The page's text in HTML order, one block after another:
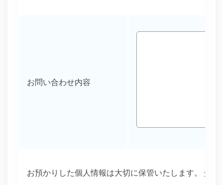
お問い合わせ内容
お預かりした個人情報は大切に保管いたします。 個人